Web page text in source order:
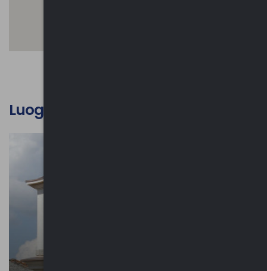
Luoghi d'interesse culturale